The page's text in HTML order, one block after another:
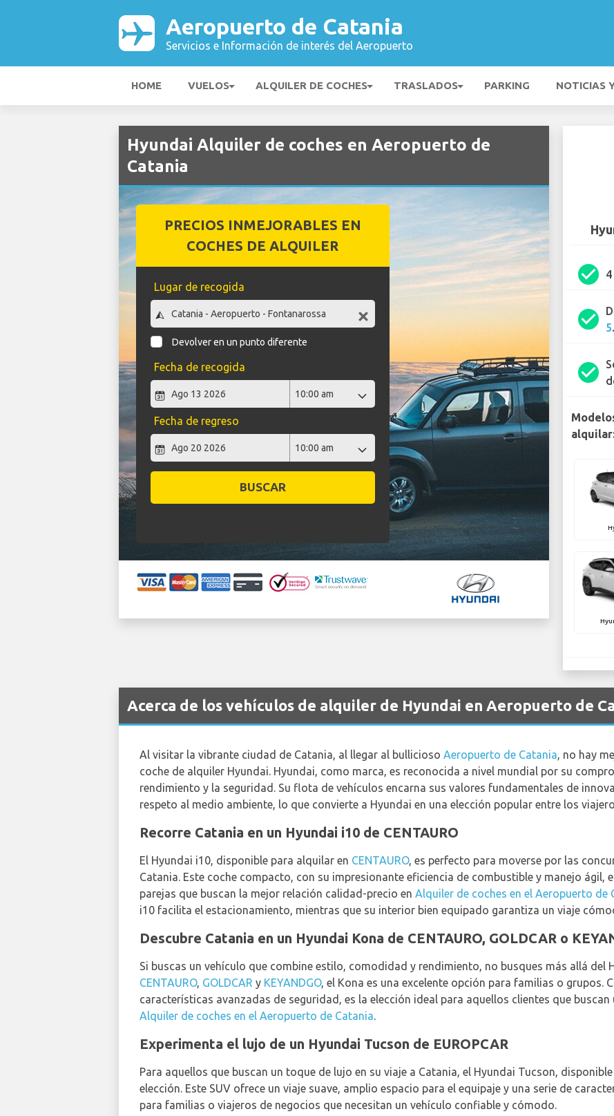
Aeropuerto de Catania
Servicios e Información de interés del Aeropuerto
HOME VUELOS ALQUILER DE COCHES TRASLADOS PARKING NOTICIAS
Hyundai Alquiler de coches en Aeropuerto de
Catania
PRECIOS INMEJORABLES EN
COCHES DE ALQUILER
Lugar de recogida
Devolver en un punto diferente
Fecha de recogida
Fecha de regreso
BUSCAR
check_circle 4
check_circle
5.
check_circle
Acerca de los vehículos de alquiler de Hyundai en Aeropuerto de
Al visitar la vibrante ciudad de Catania, al llegar al bullicioso Aeropuerto de Catania, no hay
coche de alquiler Hyundai. Hyundai, como marca, es reconocida a nivel mundial por su
rendimiento y la seguridad. Su flota de vehículos encarna sus valores fundamentales de
respeto al medio ambiente, lo que convierte a Hyundai en una elección popular entre los
Recorre Catania en un Hyundai i10 de CENTAURO
El Hyundai i10, disponible para alquilar en CENTAURO, es perfecto para moverse por las
Catania. Este coche compacto, con su impresionante eficiencia de combustible y manejo ágil,
parejas que buscan la mejor relación calidad-precio en Alquiler de coches en el Aeropuerto de
i10 facilita el estacionamiento, mientras que su interior bien equipado garantiza un viaje
Descubre Catania en un Hyundai Kona de CENTAURO, GOLDCAR o
Si buscas un vehículo que combine estilo, comodidad y rendimiento, no busques más allá del
CENTAURO, GOLDCAR y KEYANDGO, el Kona es una excelente opción para familias o grupos.
características avanzadas de seguridad, es la elección ideal para aquellos clientes que buscan
Alquiler de coches en el Aeropuerto de Catania.
Experimenta el lujo de un Hyundai Tucson de EUROPCAR
Para aquellos que buscan un toque de lujo en su viaje a Catania, el Hyundai Tucson, disponible
elección. Este SUV ofrece un viaje suave, amplio espacio para el equipaje y una serie de
para familias o viajeros de negocios que necesitan un vehículo confiable y cómodo.